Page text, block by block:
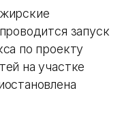
запуск
по проекту
на участке